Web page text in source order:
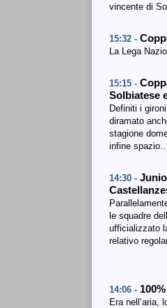
vincente di
15:32 -
La Lega
15:15 -
Solbiatese
Definiti i
diramato
stagione
infine
14:30 -
le squadre
ufficializzato
relativo
14:06 -
Era nell’aria,